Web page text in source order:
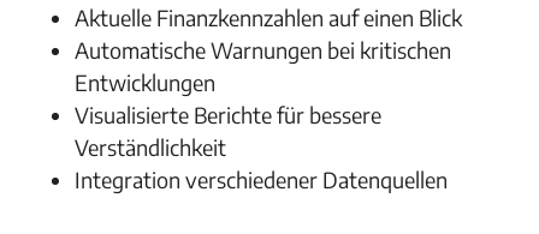
Aktuelle Finanzkennzahlen auf einen Blick
Automatische Warnungen bei kritischen
Entwicklungen
Visualisierte Berichte für bessere
Verständlichkeit
Integration verschiedener Datenquellen